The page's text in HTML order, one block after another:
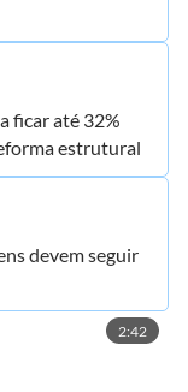
ficar até 32%
estrutural
devem seguir
2:42